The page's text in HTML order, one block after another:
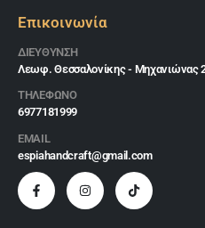
Επικοινωνία
ΔΙΕΎΘΥΝΣΗ
Λεωφ. Θεσσαλονίκης - Μηχανιώνας
ΤΗΛΕΦΩΝΟ
6977181999
EMAIL
espiahandcraft@gmail.com